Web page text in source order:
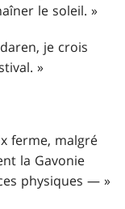
le soleil. »
je crois
»
ferme, malgré
la Gavonie
physiques — »